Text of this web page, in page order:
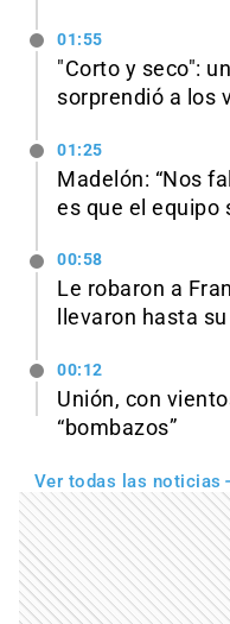
01:55
"Corto y seco":
sorprendió a los
01:25
Madelón: “Nos
es que el equipo
00:58
Le robaron a
llevaron hasta
00:12
Unión, con
“bombazos”
Ver todas las noticias